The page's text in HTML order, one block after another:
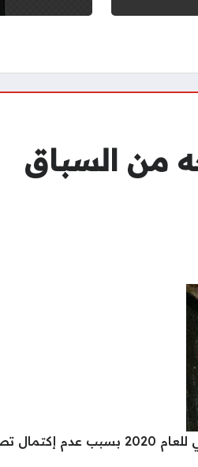
من السباق
أعلن الفنان السوري تيم الحسن عن خروج مسلسل ” الهيبة ” الجزء الرابع من السباق